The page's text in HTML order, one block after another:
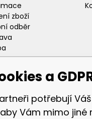
zboží
odběr
a
potřebují
Vám mimo jiné